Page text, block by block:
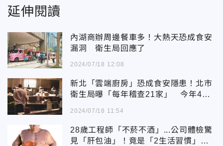
延伸閱讀
內湖商辦周邊餐車多！大熱天恐成食安
漏洞 衛生局回應了
2024/07/18 12:08
新北「雲端廚房」恐成食安隱患！北市
衛生局曝「每年稽查21家」 今年4家
2024/07/18 11:54
28歲工程師「不菸不酒」...公司體檢驚
見「肝包油」！竟是「2生活習慣」惹